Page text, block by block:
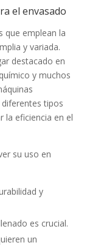
el envasado
que emplean la
y variada.
destacado en
y muchos
tipos
la eficiencia en el
su uso en
y
es crucial.
un